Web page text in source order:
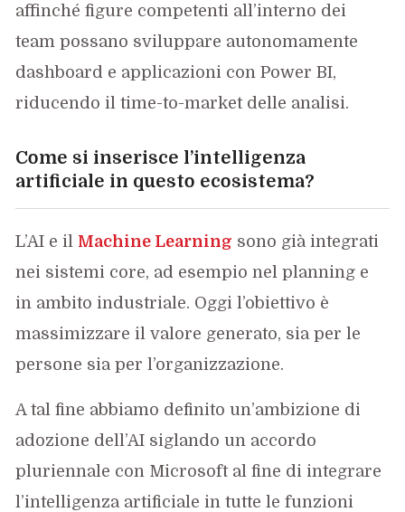
affinché figure competenti all’interno dei
team possano sviluppare autonomamente
dashboard e applicazioni con Power BI,
riducendo il time-to-market delle analisi.
Come si inserisce l’intelligenza
artificiale in questo ecosistema?
L’AI e il Machine Learning sono già integrati
nei sistemi core, ad esempio nel planning e
in ambito industriale. Oggi l’obiettivo è
massimizzare il valore generato, sia per le
persone sia per l’organizzazione.
A tal fine abbiamo definito un’ambizione di
adozione dell’AI siglando un accordo
pluriennale con Microsoft al fine di integrare
l’intelligenza artificiale in tutte le funzioni